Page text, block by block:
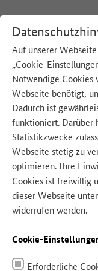
Auf unserer
„Cookie-
Notwendige Cookies
Webseite benötigt,
Dadurch ist
funktioniert. Darüber
Statistikzwecke
Webseite stetig zu
optimieren. Ihre
Cookies ist freiwillig
dieser Webseite
widerrufen werden.
Cookie-
Erforderliche
:Startseite App